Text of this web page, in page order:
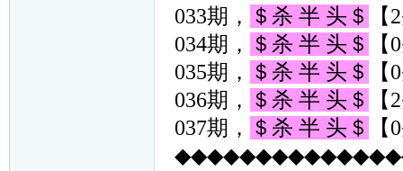
033期，
＄杀 半 头＄
034期，
＄杀 半 头＄
035期，
＄杀 半 头＄
036期，
＄杀 半 头＄
037期，
＄杀 半 头＄